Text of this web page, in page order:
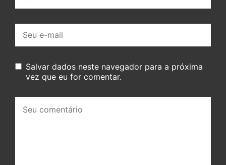
mail:
Salvar dados neste navegador para a próxima
vez que eu for comentar.
comentário: